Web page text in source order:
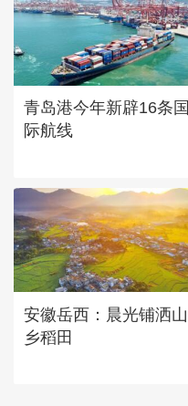
青岛港今年新辟16条国
际航线
安徽岳西：晨光铺洒山
乡稻田